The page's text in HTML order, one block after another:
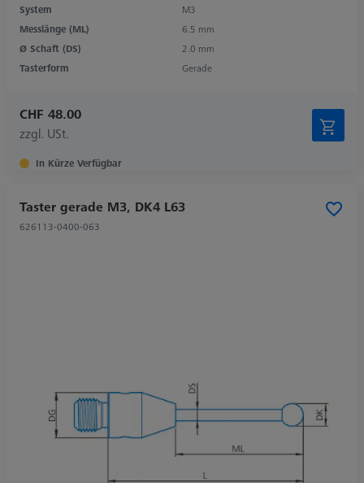
System
M3
Messlänge (ML)
6.5 mm
Ø Schaft (DS)
2.0 mm
Tasterform
Gerade
CHF 48.00
zzgl. USt.
In Kürze Verfügbar
Taster gerade M3, DK4 L63
626113-0400-063